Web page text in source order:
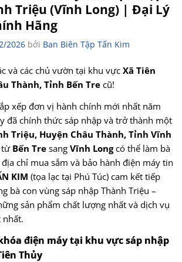
Triệu (Vĩnh Long) | Đại Lý
Hãng
2026 bởi Ban Biên Tập Tấn Kim
và các chủ vườn tại khu vực Xã Tiên
Thành, Tỉnh Bến Tre cũ!
xếp đơn vị hành chính mới nhất năm
đã chính thức sáp nhập và trở thành một
Triệu, Huyện Châu Thành, Tỉnh Vĩnh
từ Bến Tre sang Vĩnh Longcó thể làm bà
chỉ mua sắm và bảo hành điện máy tin
KIM (tọa lạc tại Phú Túc) cam kết tiếp
bà con vùng sáp nhập Thành Triệu –
sản phẩm chất lượng nhất và dịch vụ
nhất.
điện máy tại khu vực sáp nhập
Thủy